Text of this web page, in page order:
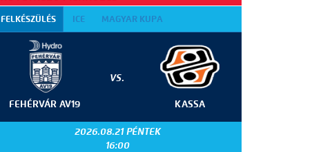
FELKÉSZÜLÉS ICE MAGYAR KUPA
FEHÉRVÁR AV19
VS.
KASSA
2026.08.21 PÉNTEK
16:00